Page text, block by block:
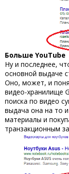
Больше YouTube
Ну и последнее,
основной выдаче
Оно, может, и
видео-хранилище
поиска по видео
выдача она на то
материалы и
транзакционным